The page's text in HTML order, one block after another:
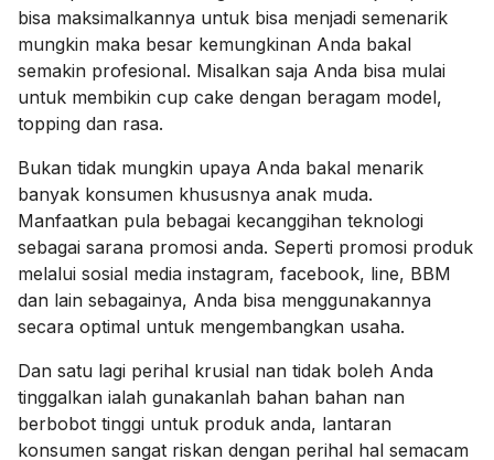
bisa maksimalkannya untuk bisa menjadi semenarik
mungkin maka besar kemungkinan Anda bakal
semakin profesional. Misalkan saja Anda bisa mulai
untuk membikin cup cake dengan beragam model,
topping dan rasa.
Bukan tidak mungkin upaya Anda bakal menarik
banyak konsumen khususnya anak muda.
Manfaatkan pula bebagai kecanggihan teknologi
sebagai sarana promosi anda. Seperti promosi produk
melalui sosial media instagram, facebook, line, BBM
dan lain sebagainya, Anda bisa menggunakannya
secara optimal untuk mengembangkan usaha.
Dan satu lagi perihal krusial nan tidak boleh Anda
tinggalkan ialah gunakanlah bahan bahan nan
berbobot tinggi untuk produk anda, lantaran
konsumen sangat riskan dengan perihal hal semacam